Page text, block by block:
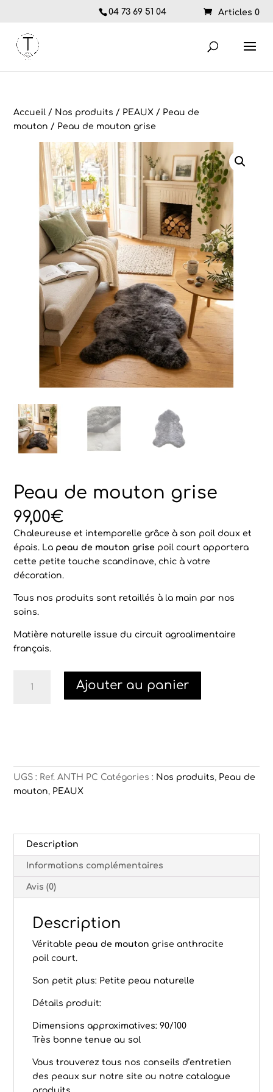
04 73 69 51 04 Articles 0
Accueil / Nos produits / PEAUX / Peau de
mouton / Peau de mouton grise
Peau de mouton grise
99,00€
Chaleureuse et intemporelle grâce à son poil doux et
épais. La peau de mouton grise poil court apportera
cette petite touche scandinave, chic à votre
décoration.
Tous nos produits sont retaillés à la main par nos
soins.
Matière naturelle issue du circuit agroalimentaire
français.
Ajouter au panier
UGS : Ref. ANTH PC Catégories : Nos produits, Peau de
mouton, PEAUX
Description
Informations complémentaires
Avis (0)
Description
Véritable peau de moutongrise anthracite
poil court.
Son petit plus: Petite peau naturelle
Détails produit:
Dimensions approximatives: 90/100
Très bonne tenue au sol
Vous trouverez tous nos conseils d’entretien
des peaux sur notre site ou notrecatalogue